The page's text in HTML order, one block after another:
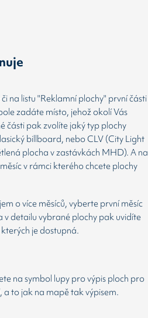
na listu "Reklamní plochy" první části
zadáte místo, jehož okolí Vás
části pak zvolíte jaký typ plochy
billboard, nebo CLV (City Light
plocha v zastávkách MHD). A na
v rámci kterého chcete plochy
o více měsíců, vyberte první měsíc
v detailu vybrané plochy pak uvidíte
je dostupná.
na symbol lupy pro výpis ploch pro
a to jak na mapě tak výpisem.